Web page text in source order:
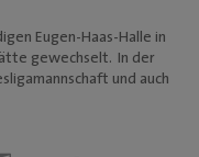
Eugen-Haas-Halle in
gewechselt. In der
und auch